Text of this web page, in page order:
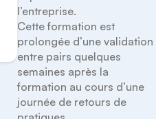
l’entreprise.
Cette formation est
prolongée d’une validation
entre pairs quelques
semaines après la
formation au cours d’une
journée de retours de